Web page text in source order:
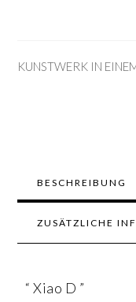
KUNSTWERK IN
BESCHREIBUNG
ZUSÄTZLICHE
“ Xiao D ”